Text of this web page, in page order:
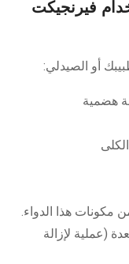
فيرنجيكت
أو الصيدلي:
هضمية
مكونات هذا الدواء.
(عملية لإزالة